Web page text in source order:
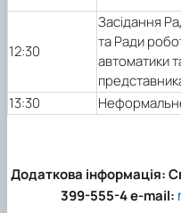
12:30
Засідання
та Ради
автоматики
13:30
Додаткова інформація:
399-555-4e-mail: